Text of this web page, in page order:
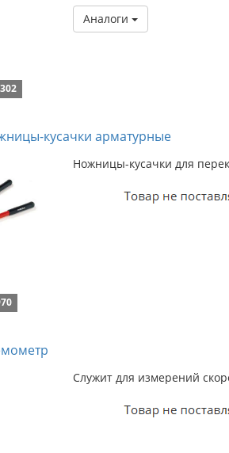
Аналоги
кусачки арматурные
Ножницы-кусачки для
Служит для измерений